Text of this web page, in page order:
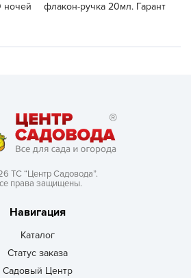
ночей
флакон-ручка 20мл. Гарант
ТС “Центр Садовода”.
права защищены.
Навигация
Каталог
Статус заказа
Садовый Центр